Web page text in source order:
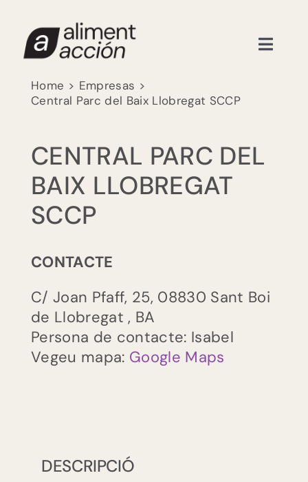
content
Toggle
Recursos educatius
Nosaltres
Actualitat
Contacte
Home
Empresas
Central Parc del Baix Llobregat SCCP
CENTRAL PARC DEL
BAIX LLOBREGAT
SCCP
CONTACTE
C/ Joan Pfaff, 25, 08830 Sant Boi
de Llobregat, BA
Persona de contacte: Isabel
Vegeu mapa: Google Maps
DESCRIPCIÓ